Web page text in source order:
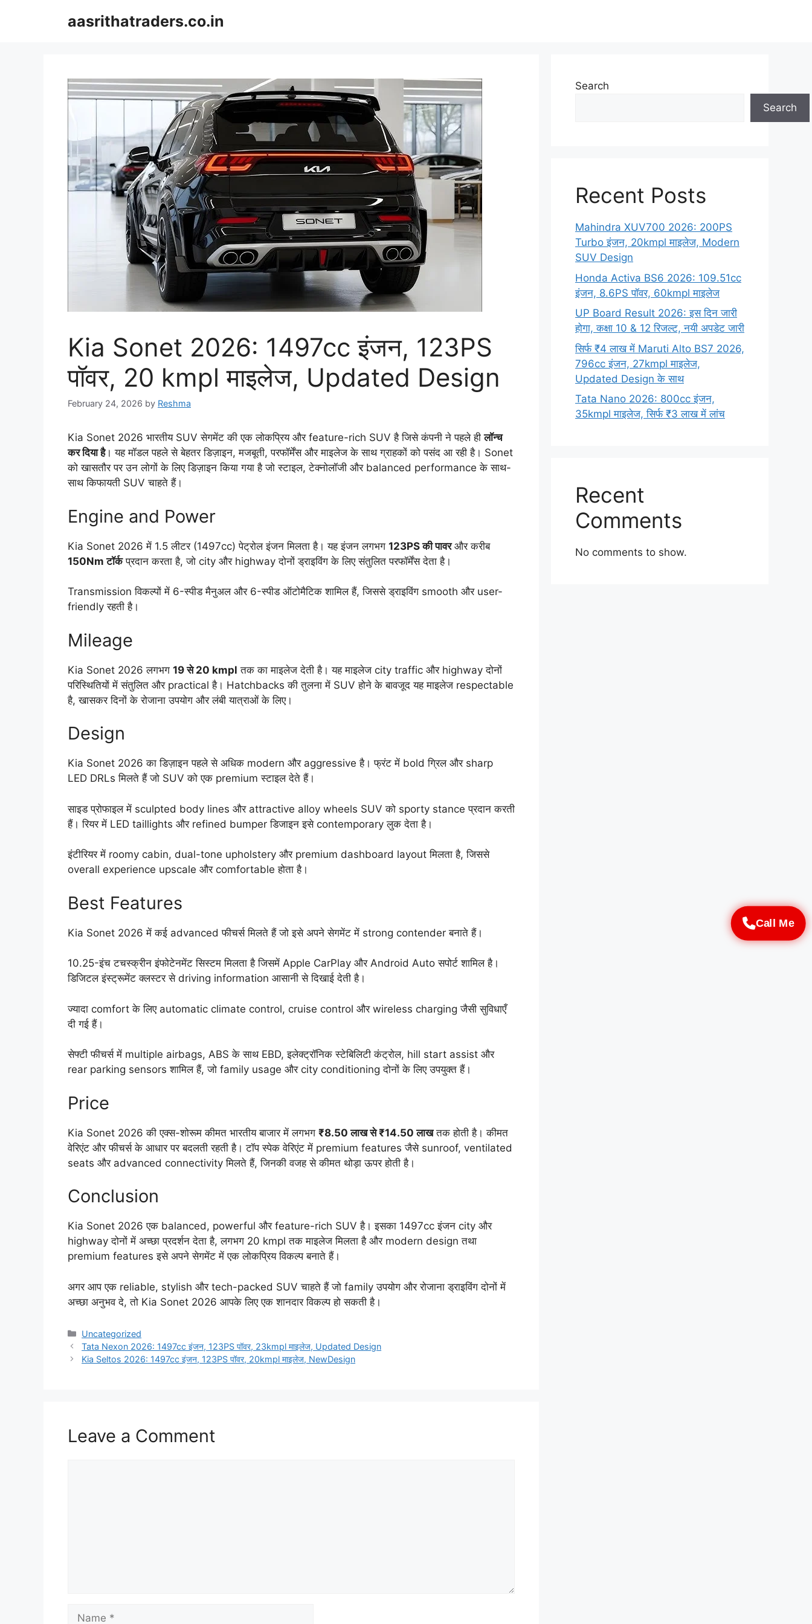
Call Me
aasrithatraders.co.in
Kia Sonet 2026: 1497cc इंजन, 123PS
पॉवर, 20 kmpl माइलेज, Updated Design
February 24, 2026 by Reshma
Kia Sonet 2026 भारतीय SUV सेगमेंट की एक लोकप्रिय और feature-rich SUV है जिसे कंपनी ने पहले हीलॉन्च
कर दिया है। यह मॉडल पहले से बेहतर डिज़ाइन, मजबूती, परफॉर्मेंस और माइलेज के साथ ग्राहकों को पसंद आ रही है। Sonet
को खासतौर पर उन लोगों के लिए डिज़ाइन किया गया है जो स्टाइल, टेक्नोलॉजी और balanced performance के साथ-
साथ किफायती SUV चाहते हैं।
Engine and Power
Kia Sonet 2026 में 1.5 लीटर (1497cc) पेट्रोल इंजन मिलता है। यह इंजन लगभग 123PS की पावरऔर करीब
150Nm टॉर्कप्रदान करता है, जो city और highway दोनों ड्राइविंग के लिए संतुलित परफॉर्मेंस देता है।
Transmission विकल्पों में 6-स्पीड मैनुअल और 6-स्पीड ऑटोमैटिक शामिल हैं, जिससे ड्राइविंग smooth और user-
friendly रहती है।
Mileage
Kia Sonet 2026 लगभग 19 से 20 kmpl तक का माइलेज देती है। यह माइलेज city traffic और highway दोनों
परिस्थितियों में संतुलित और practical है। Hatchbacks की तुलना में SUV होने के बावजूद यह माइलेज respectable
है, खासकर दिनों के रोजाना उपयोग और लंबी यात्राओं के लिए।
Design
Kia Sonet 2026 का डिज़ाइन पहले से अधिक modern और aggressive है। फ्रंट में bold ग्रिल और sharp
LED DRLs मिलते हैं जो SUV को एक premium स्टाइल देते हैं।
साइड प्रोफाइल में sculpted body lines और attractive alloy wheels SUV को sporty stance प्रदान करती
हैं। रियर में LED taillights और refined bumper डिजाइन इसे contemporary लुक देता है।
इंटीरियर में roomy cabin, dual-tone upholstery और premium dashboard layout मिलता है, जिससे
overall experience upscale और comfortable होता है।
Best Features
Kia Sonet 2026 में कई advanced फीचर्स मिलते हैं जो इसे अपने सेगमेंट में strong contender बनाते हैं।
10.25-इंच टचस्क्रीन इंफोटेनमेंट सिस्टम मिलता है जिसमें Apple CarPlay और Android Auto सपोर्ट शामिल है।
डिजिटल इंस्ट्रूमेंट क्लस्टर से driving information आसानी से दिखाई देती है।
ज्यादा comfort के लिए automatic climate control, cruise control और wireless charging जैसी सुविधाएँ
दी गई हैं।
सेफ्टी फीचर्स में multiple airbags, ABS के साथ EBD, इलेक्ट्रॉनिक स्टेबिलिटी कंट्रोल, hill start assist और
rear parking sensors शामिल हैं, जो family usage और city conditioning दोनों के लिए उपयुक्त हैं।
Price
Kia Sonet 2026 की एक्स-शोरूम कीमत भारतीय बाजार में लगभग ₹8.50 लाख से ₹14.50 लाखतक होती है। कीमत
वेरिएंट और फीचर्स के आधार पर बदलती रहती है। टॉप स्पेक वेरिएंट में premium features जैसे sunroof, ventilated
seats और advanced connectivity मिलते हैं, जिनकी वजह से कीमत थोड़ा ऊपर होती है।
Conclusion
Kia Sonet 2026 एक balanced, powerful और feature-rich SUV है। इसका 1497cc इंजन city और
highway दोनों में अच्छा प्रदर्शन देता है, लगभग 20 kmpl तक माइलेज मिलता है और modern design तथा
premium features इसे अपने सेगमेंट में एक लोकप्रिय विकल्प बनाते हैं।
अगर आप एक reliable, stylish और tech-packed SUV चाहते हैं जो family उपयोग और रोजाना ड्राइविंग दोनों में
अच्छा अनुभव दे, तो Kia Sonet 2026 आपके लिए एक शानदार विकल्प हो सकती है।
Categories
Uncategorized
Tata Nexon 2026: 1497cc इंजन, 123PS पॉवर, 23kmpl माइलेज, Updated Design
Kia Seltos 2026: 1497cc इंजन, 123PS पॉवर, 20kmpl माइलेज, NewDesign
Leave a Comment
Search
Search
Recent Posts
Mahindra XUV700 2026: 200PS
Turbo इंजन, 20kmpl माइलेज, Modern
SUV Design
Honda Activa BS6 2026: 109.51cc
इंजन, 8.6PS पॉवर, 60kmpl माइलेज
UP Board Result 2026: इस दिन जारी
होगा, कक्षा 10 & 12 रिजल्ट, नयी अपडेट जारी
सिर्फ ₹4 लाख में Maruti Alto BS7 2026,
796cc इंजन, 27kmpl माइलेज,
Updated Design के साथ
Tata Nano 2026: 800cc इंजन,
35kmpl माइलेज, सिर्फ ₹3 लाख में लांच
Recent
Comments
No comments to show.